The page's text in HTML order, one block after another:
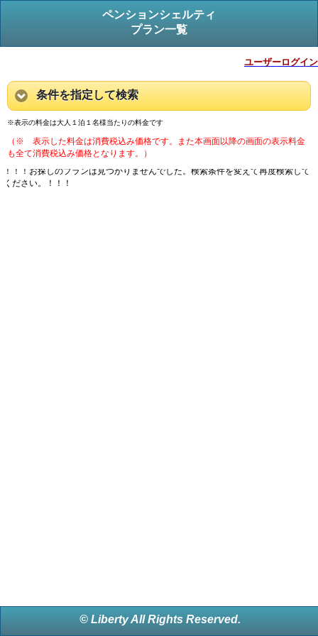
ペンションシェルティ
プラン一覧
ユーザーログイン
条件を指定して検索
※表示の料金は大人１泊１名様当たりの料金です
（※ 表示した料金は消費税込み価格です。また本画面以降の画面の表示料金
も全て消費税込み価格となります。）
！！！お探しのプランは見つかりませんでした。検索条件を変えて再度検索して
ください。！！！
© Liberty All Rights Reserved.